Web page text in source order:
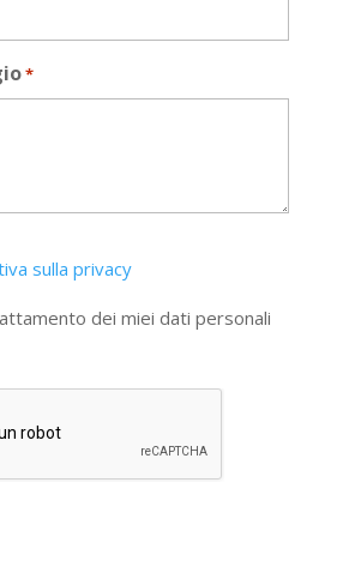
*
sulla privacy
dei miei dati personali